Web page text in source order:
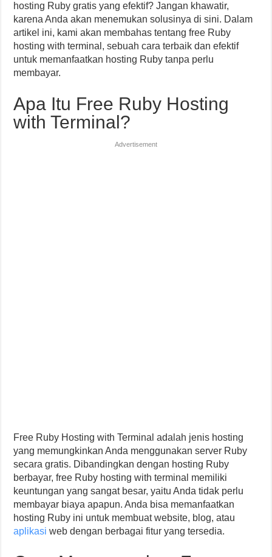
hosting Ruby gratis yang efektif? Jangan khawatir,
karena Anda akan menemukan solusinya di sini. Dalam
artikel ini, kami akan membahas tentang free Ruby
hosting with terminal, sebuah cara terbaik dan efektif
untuk memanfaatkan hosting Ruby tanpa perlu
membayar.
Apa Itu Free Ruby Hosting
with Terminal?
Advertisement
Free Ruby Hosting with Terminal adalah jenis hosting
yang memungkinkan Anda menggunakan server Ruby
secara gratis. Dibandingkan dengan hosting Ruby
berbayar, free Ruby hosting with terminal memiliki
keuntungan yang sangat besar, yaitu Anda tidak perlu
membayar biaya apapun. Anda bisa memanfaatkan
hosting Ruby ini untuk membuat website, blog, atau
aplikasi web dengan berbagai fitur yang tersedia.